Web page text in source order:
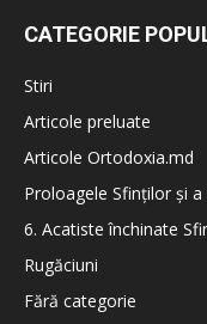
CATEGORIE
Stiri
Articole preluate
Articole Ortodoxia.md
Proloagele Sfinților și
6. Acatiste închinate
Rugăciuni
Fără categorie